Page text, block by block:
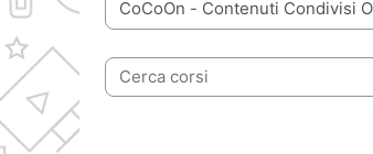
Categorie di corso
Cerca corsi